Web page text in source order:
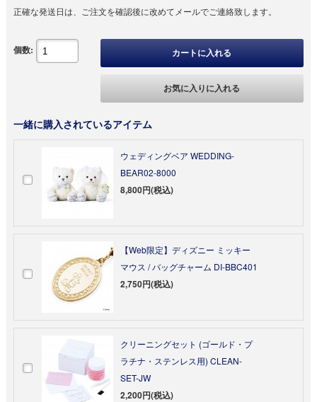
正確な発送日は、ご注文を確認後に改めてメールでご連絡致します。
個数: カートに入れる
お気に入りに入れる
一緒に購入されているアイテム
ウェディングベア WEDDING-
BEAR02-8000
8,800円(税込)
【Web限定】ディズニー ミッキー
マウス / バッグチャーム DI-BBC401
2,750円(税込)
クリーニングセット (ゴールド・プ
ラチナ・ステンレス用) CLEAN-
SET-JW
2,200円(税込)